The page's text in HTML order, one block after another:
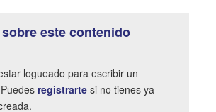
este contenido
logueado para escribir un
registrarte si no tienes ya